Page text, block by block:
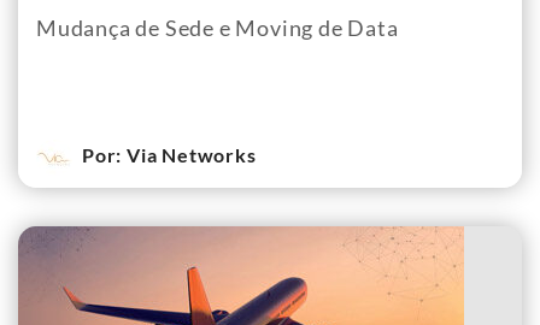
Mudança de Sede e Moving de Data
Por: Via Networks